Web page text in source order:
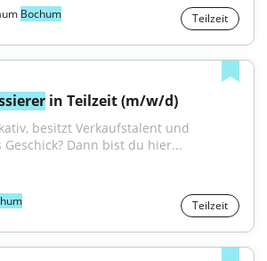
Bochum Teilzeit
in Teilzeit (m/w/d)
besitzt Verkaufstalent und
Dann bist du hier...
Teilzeit